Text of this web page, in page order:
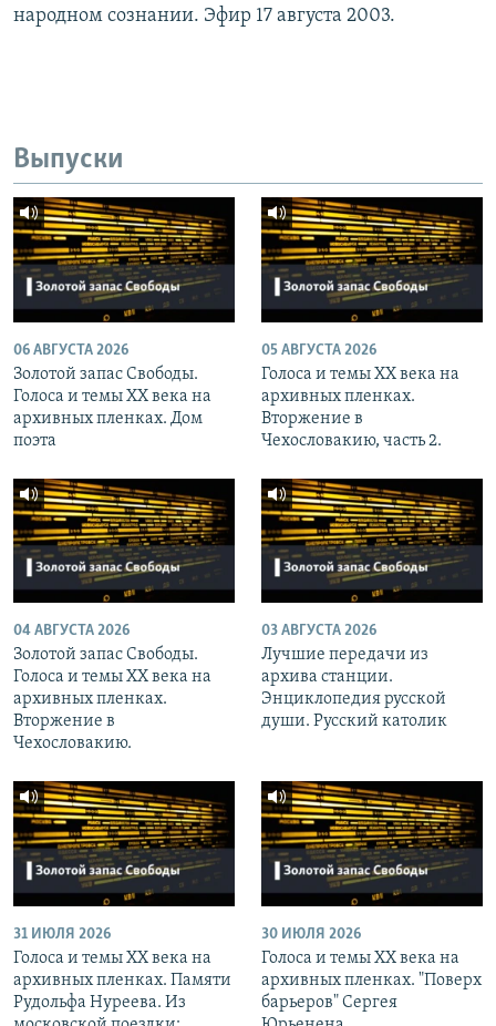
народном сознании. Эфир 17 августа 2003.
Выпуски
06 АВГУСТА 2026
Золотой запас Свободы.
Голоса и темы XX века на
архивных пленках. Дом
поэта
05 АВГУСТА 2026
Голоса и темы XX века на
архивных пленках.
Вторжение в
Чехословакию, часть 2.
04 АВГУСТА 2026
Золотой запас Свободы.
Голоса и темы XX века на
архивных пленках.
Вторжение в
Чехословакию.
03 АВГУСТА 2026
Лучшие передачи из
архива станции.
Энциклопедия русской
души. Русский католик
31 ИЮЛЯ 2026
Голоса и темы XX века на
архивных пленках. Памяти
Рудольфа Нуреева. Из
30 ИЮЛЯ 2026
Голоса и темы XX века на
архивных пленках. "Поверх
барьеров" Сергея